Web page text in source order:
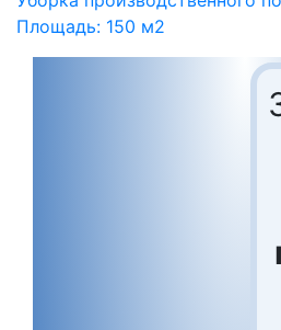
Площадь: 150 м2